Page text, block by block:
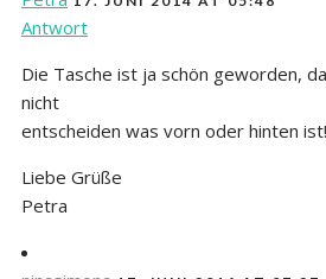
Antwort
Die Tasche ist ja schön geworden,
nicht
entscheiden was vorn oder hinten
Liebe Grüße
Petra